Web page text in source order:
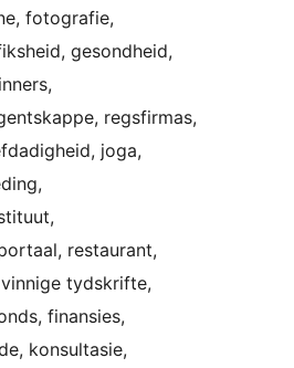
fotografie,
gesondheid,
regsfirmas,
joga,
restaurant,
tydskrifte,
finansies,
konsultasie,